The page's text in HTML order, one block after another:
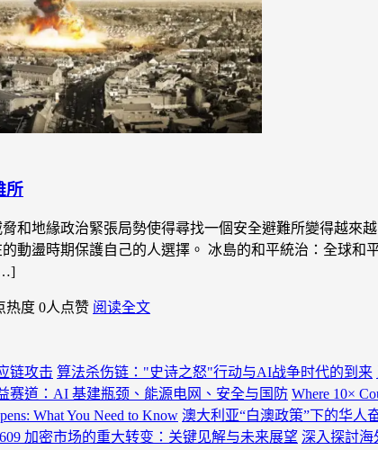
所
和地緣政治緊張局勢使得尋找一個安全避難所變得越
動盪時期保護自己的人選擇。 冰島的和平統治：全球
热度 0人点赞 阅读全文
链攻击 算法杀伤链："史诗之怒"行动与AI战争时代的到来
赛道：AI 基建瓶颈、能源电网、安全与国防 Where 10×
What You Need to Know 澳大利亚“白澳政策”下的华人
加密市场的重大转变：关键见解与未来展望 深入探討海